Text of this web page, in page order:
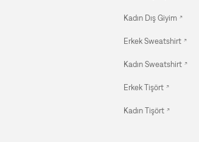
Kadın Dış Giyim
Erkek Sweatshirt
Kadın Sweatshirt
Erkek Tişört
Kadın Tişört